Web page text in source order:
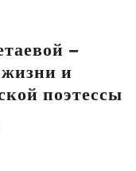
–
и
поэтессы